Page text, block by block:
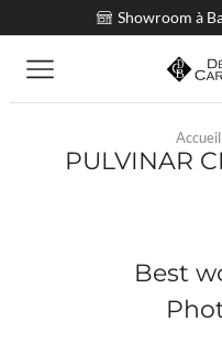
Showroom à
Accueil
PULVINAR
Best